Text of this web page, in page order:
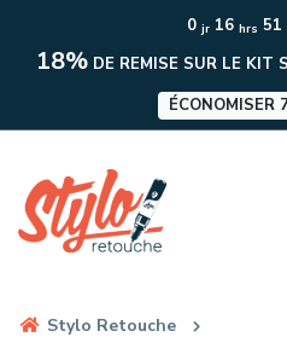
0 jr16 hrs 51
18%DE REMISE SUR LE KIT
ÉCONOMISER
Stylo Retouche